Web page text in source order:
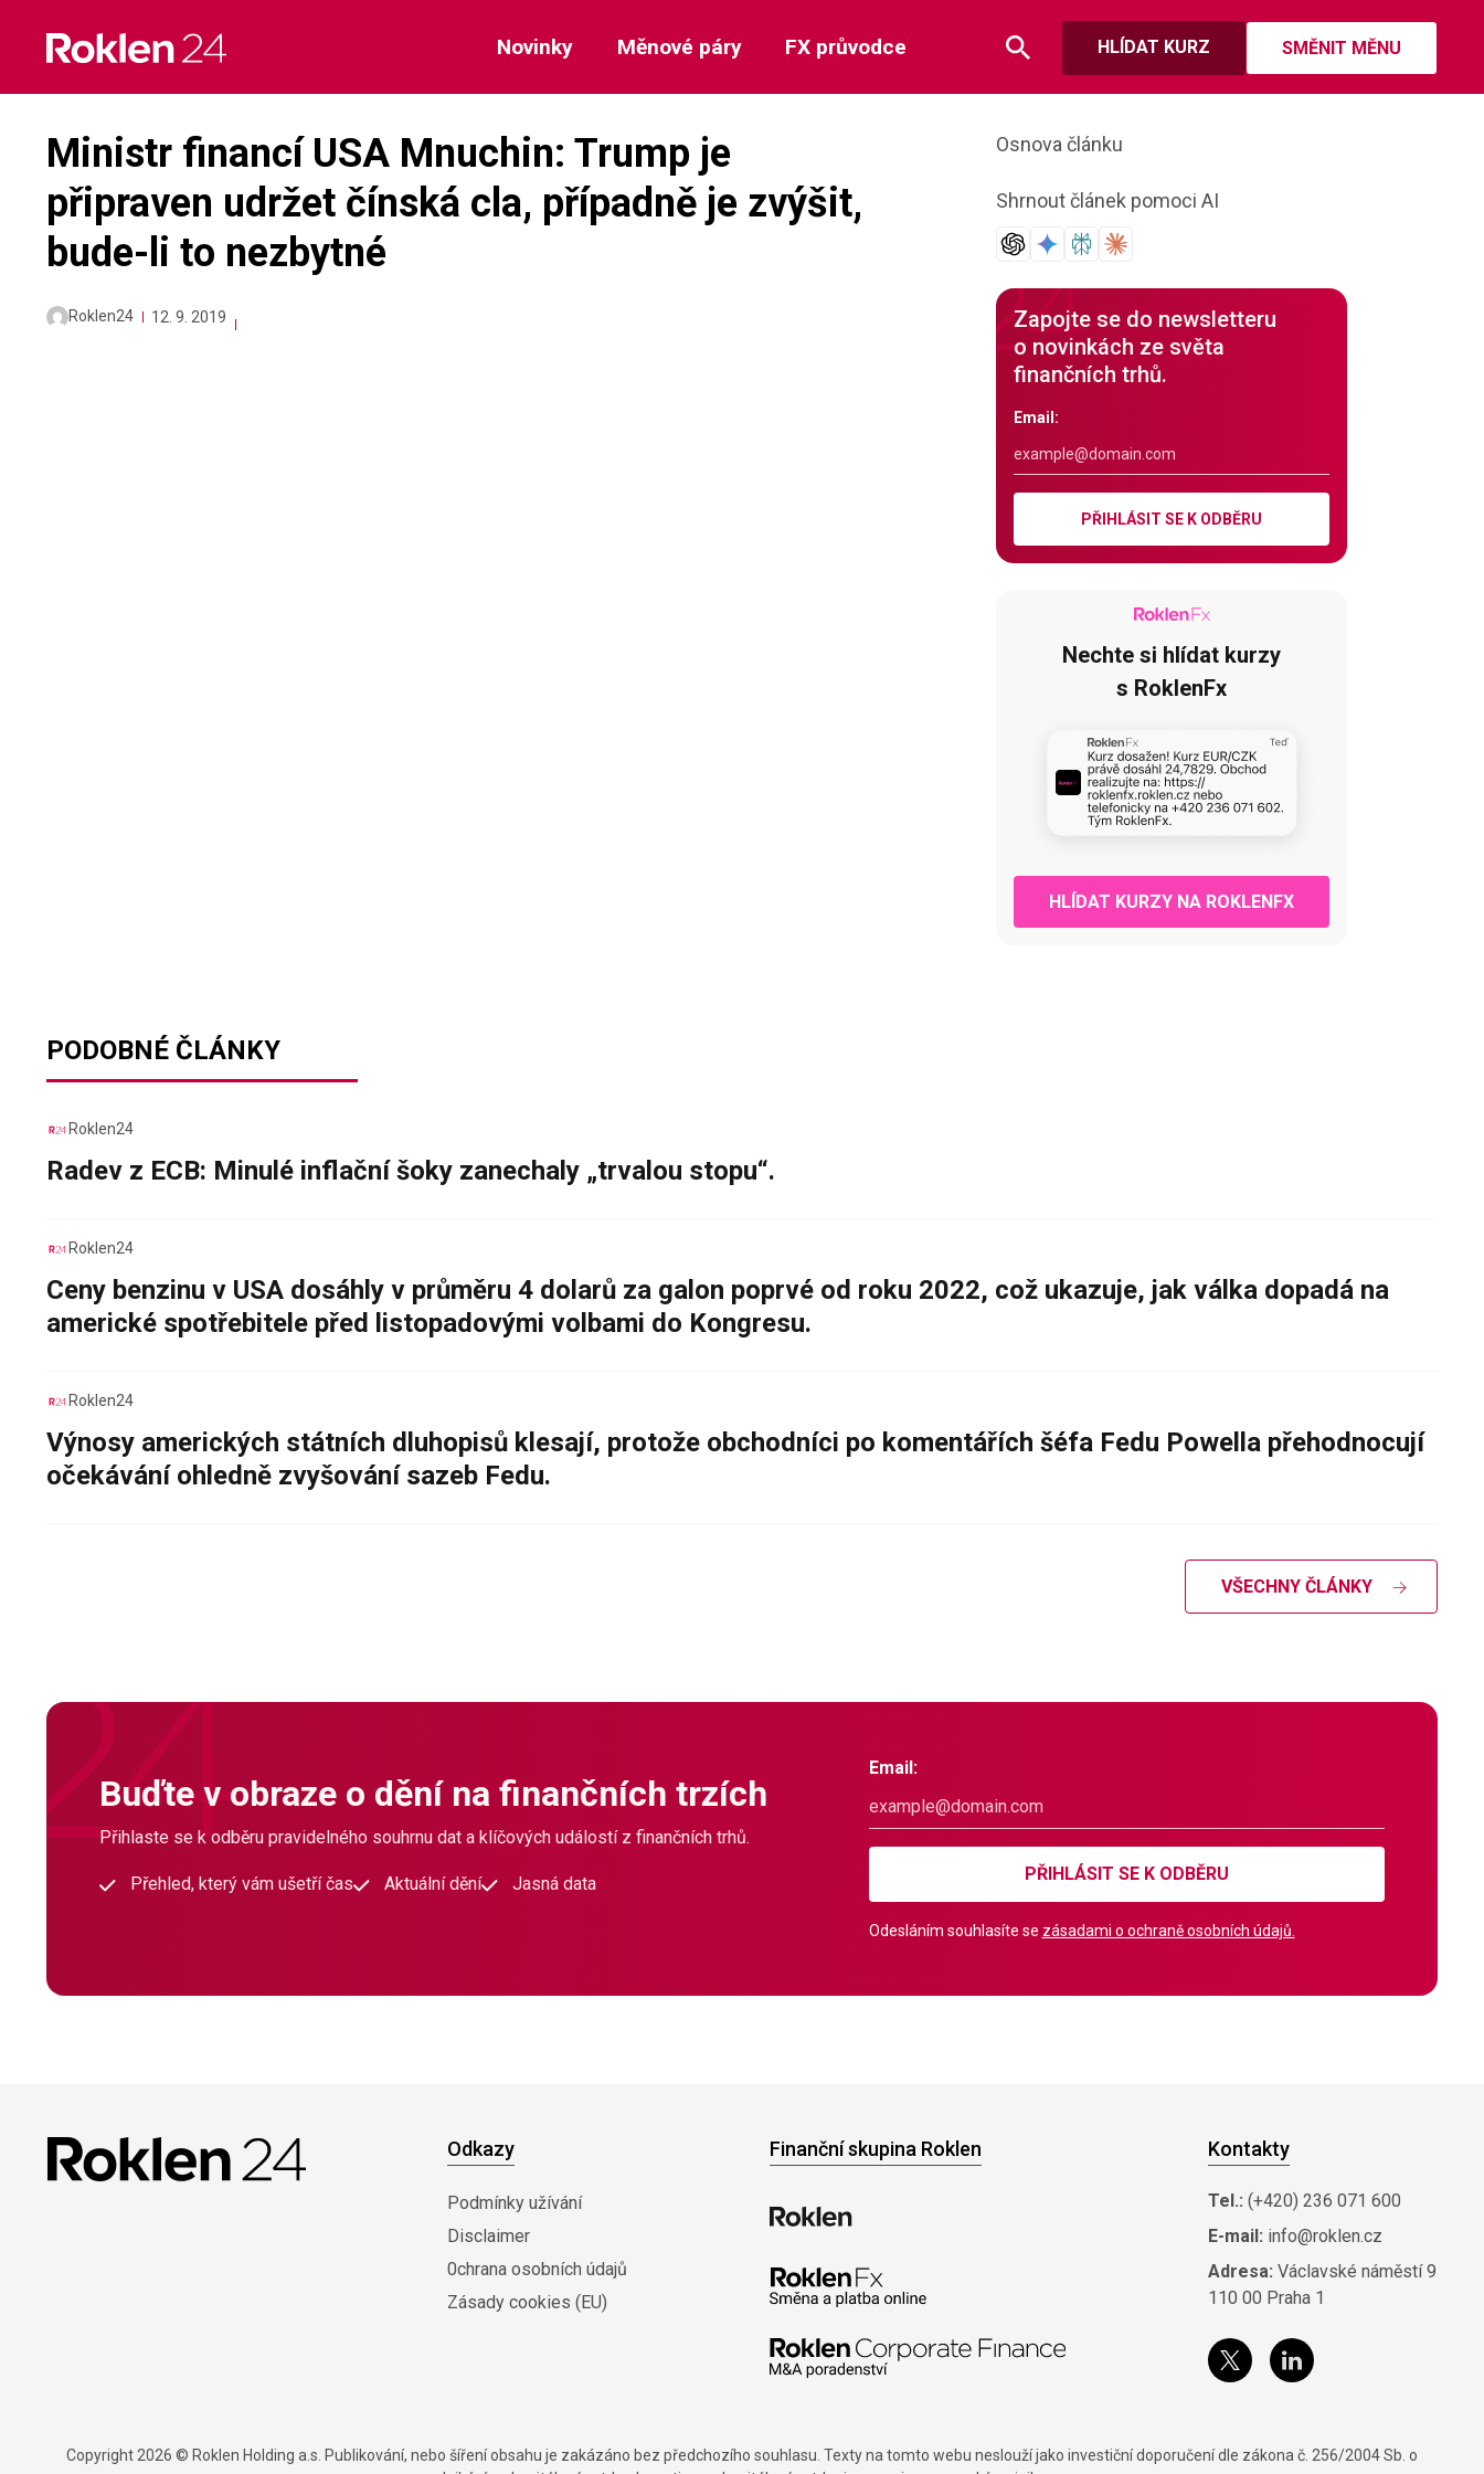
content
HLÍDAT KURZ SMĚNIT MĚNU
Novinky Měnové páry FX průvodce
Ministr financí USA Mnuchin: Trump je
připraven udržet čínská cla, případně je zvýšit,
bude-li to nezbytné
Roklen24 12. 9. 2019
Osnova článku
Shrnout článek pomoci AI
Zapojte se do newsletteru
o novinkách ze světa
finančních trhů.
Email:
PŘIHLÁSIT SE K ODBĚRU
Nechte si hlídat kurzy
s RoklenFx
HLÍDAT KURZY NA ROKLENFX
PODOBNÉ ČLÁNKY
Roklen24
Radev z ECB: Minulé inflační šoky zanechaly „trvalou stopu“.
Roklen24
Ceny benzinu v USA dosáhly v průměru 4 dolarů za galon poprvé od roku 2022, což ukazuje, jak válka dopadá na
americké spotřebitele před listopadovými volbami do Kongresu.
Roklen24
Výnosy amerických státních dluhopisů klesají, protože obchodníci po komentářích šéfa Fedu Powella přehodnocují
očekávání ohledně zvyšování sazeb Fedu.
VŠECHNY ČLÁNKY
Buďte v obraze o dění na finančních trzích
Přihlaste se k odběru pravidelného souhrnu dat a klíčových událostí z finančních trhů.
Přehled, který vám ušetří čas Aktuální dění Jasná data
Email:
PŘIHLÁSIT SE K ODBĚRU
Odesláním souhlasíte se zásadami o ochraně osobních údajů.
Odkazy
Podmínky užívání
Disclaimer
0chrana osobních údajů
Zásady cookies (EU)
Finanční skupina Roklen Kontakty
Tel.: (+420) 236 071 600
E-mail: info@roklen.cz
Adresa: Václavské náměstí 9
110 00 Praha 1
Copyright 2026 © Roklen Holding a.s. Publikování, nebo šíření obsahu je zakázáno bez předchozího souhlasu. Texty na tomto webu neslouží jako investiční doporučení dle zákona č. 256/2004 Sb. o